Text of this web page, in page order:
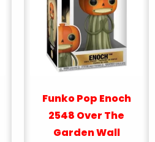
Funko Pop Enoch
2548 Over The
Garden Wall